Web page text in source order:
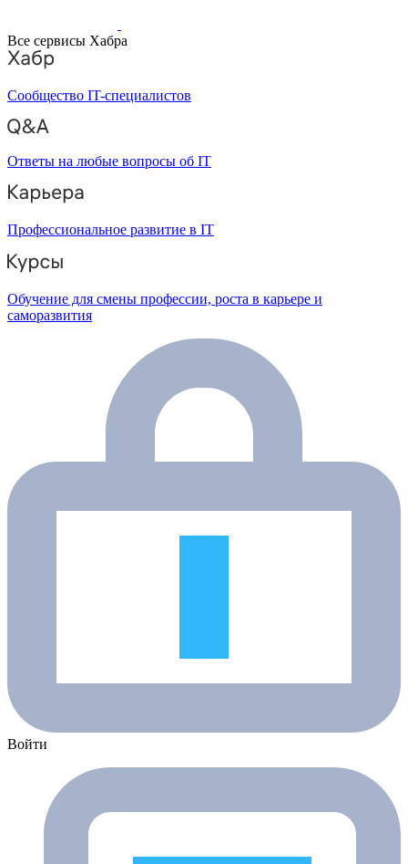
Все сервисы Хабра
Сообщество IT-специалистов
Ответы на любые вопросы об IT
Профессиональное развитие в IT
Обучение для смены профессии, роста в карьере и
саморазвития
Войти